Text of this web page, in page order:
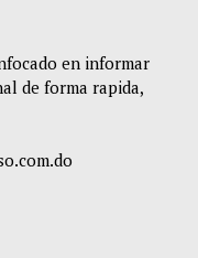
en informar
de forma rapida,